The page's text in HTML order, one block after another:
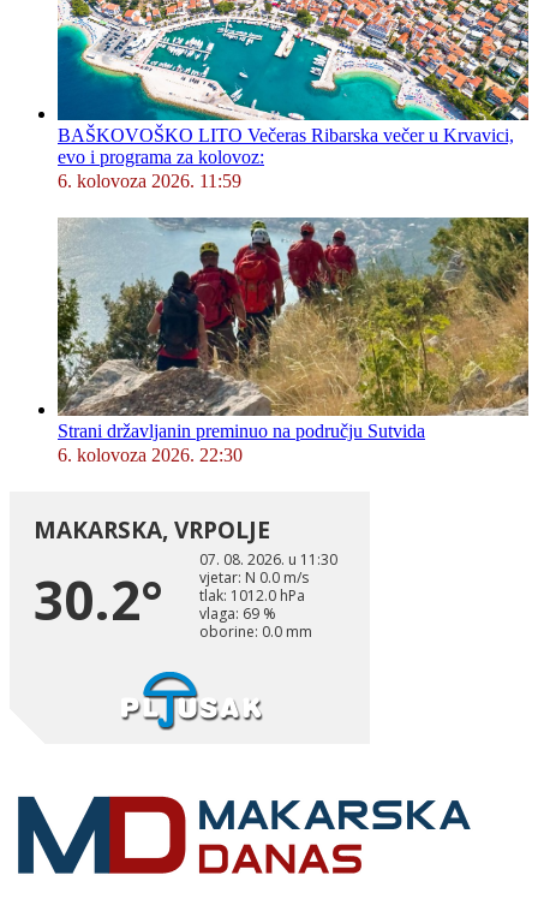
BAŠKOVOŠKO LITO Večeras Ribarska večer u Krvavici,
evo i programa za kolovoz:
6. kolovoza 2026. 11:59
Strani državljanin preminuo na području Sutvida
6. kolovoza 2026. 22:30